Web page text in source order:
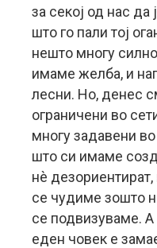
за секој од нас да
што го пали тој
нешто многу
имаме желба, и
лесни. Но, денес
ограничени во
многу задавени во
што си имаме
нè
се чудиме зошто
се подвизуваме. А
еден човек е